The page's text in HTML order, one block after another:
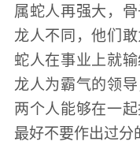
属蛇人再强大，
龙人不同，他们
蛇人在事业上就
龙人为霸气的领
两个人能够在一
最好不要作出过分